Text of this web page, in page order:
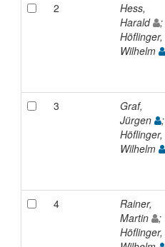
2
Hess,
Harald
;
Höflinger,
Wilhelm
3
Graf,
Jürgen
;
Höflinger,
Wilhelm
4
Rainer,
Martin
;
Höflinger,